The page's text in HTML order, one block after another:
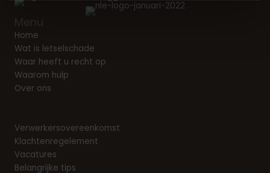
Menu
Home
Wat is letselschade
Waar heeft u recht op
Waarom hulp
Over ons
Verwerkersovereenkomst
Klachtenregelement
Vacatures
Belangrijke tips